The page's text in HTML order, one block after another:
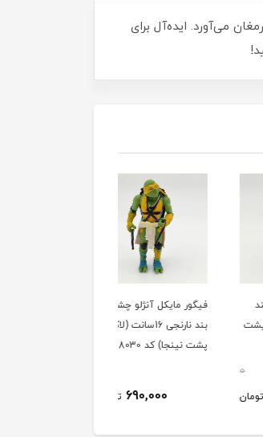
به ارمغان می‌آورد. ایده‌آل برای
فیگور مایکل آنژلو چشم
بند نارنجی 16سانت (لاک
پشت نینجا) کد 8030
690,000 تومان